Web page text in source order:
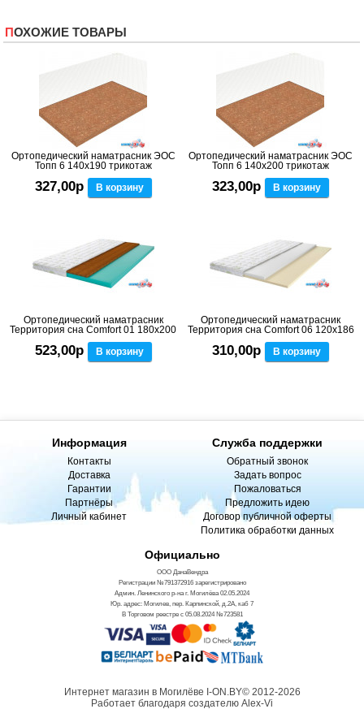
ПОХОЖИЕ ТОВАРЫ
Ортопедический наматрасник ЭОС
Топп 6 140x190 трикотаж
327,00р В корзину
Ортопедический наматрасник ЭОС
Топп 6 140x200 трикотаж
323,00р В корзину
Ортопедический наматрасник
Территория сна Comfort 01 180x200
523,00р В корзину
Ортопедический наматрасник
Территория сна Comfort 06 120x186
310,00р В корзину
Информация
Контакты
Доставка
Гарантии
Партнёры
Личный кабинет
Служба поддержки
Обратный звонок
Задать вопрос
Пожаловаться
Предложить идею
Договор публичной оферты
Политика обработки данных
Официально
ООО ДанаВендра
Регистрации №791372916 зарегистрировано
Админ. Ленинского р-на г. Могилёва 02.05.2024
Юр. адрес: Могилев, пер. Карпинской, д.2А, каб 7
В Торговом реестре с 05.08.2024 №723581
Интернет магазин в Могилёве I-ON.BY© 2012-2026
Работает благодаря создателю Alex-Vi